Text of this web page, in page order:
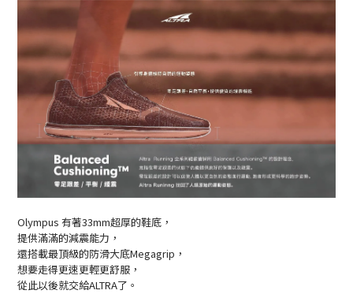
Olympus 有著33mm超厚的鞋底，
提供滿滿的減震能力，
還搭載最頂級的防滑大底Megagrip，
想要走得更速更輕更舒服，
從此以後就交給ALTRA了。